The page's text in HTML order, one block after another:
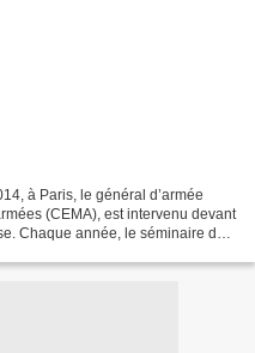
à Paris, le général d’armée
(CEMA), est intervenu devant
Chaque année, le séminaire des